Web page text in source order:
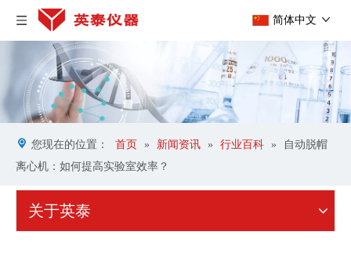
简体中文
您现在的位置： 首页 » 新闻资讯 » 行业百科 »
自动脱帽
离心机：如何提高实验室效率？
关于英泰